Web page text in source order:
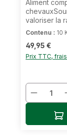
Aliment
valoriser la
foin n‘est
années, la
un
chevaux, qui
du foin
valeurs
protéines
en
de
Contenu : 10
Prix régulier :
49,95 €
Prix TTC,